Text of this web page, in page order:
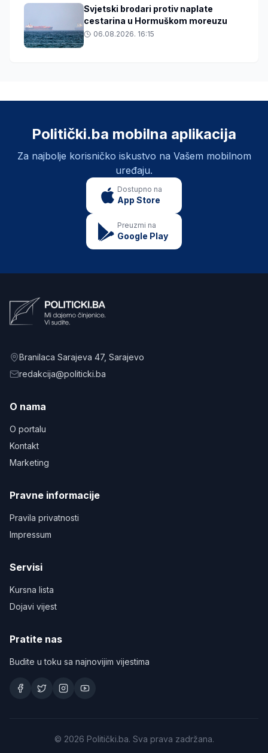
Svjetski brodari protiv naplate
cestarina u Hormuškom moreuzu
06.08.2026. 16:15
Politički.ba mobilna aplikacija
Za najbolje korisničko iskustvo na Vašem mobilnom
uređaju.
Dostupno na
App Store
Preuzmi na
Google Play
Branilaca Sarajeva 47, Sarajevo
redakcija@politicki.ba
O nama
O portalu
Kontakt
Marketing
Pravne informacije
Pravila privatnosti
Impressum
Servisi
Kursna lista
Dojavi vijest
Pratite nas
Budite u toku sa najnovijim vijestima
© 2026 Politički.ba. Sva prava zadržana.